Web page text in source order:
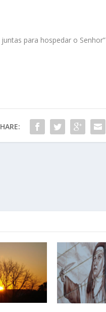
para hospedar o Senhor”